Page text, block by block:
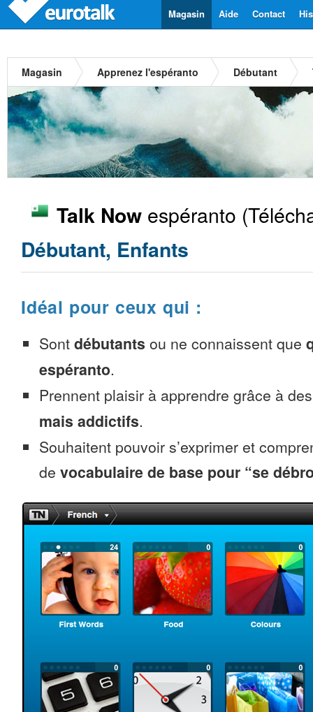
Contact
Aide
Magasin
Magasin Apprenez l'espéranto Débutant
Talk Now espéranto
Débutant, Enfants
Idéal pour ceux qui :
Sont débutants ou ne connaissent que
espéranto.
Prennent plaisir à apprendre grâce à
mais addictifs.
Souhaitent pouvoir s’exprimer et
de vocabulaire de base pour “se